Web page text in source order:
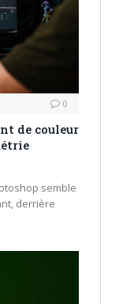
0
de couleur
semble
derrière